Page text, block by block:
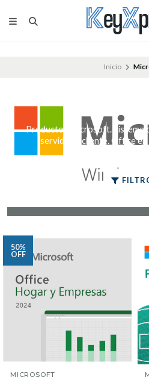
Inicio
Productos Microsoft. Sistema
servidor y cliente. Office
50%
OFF
MICROSOFT